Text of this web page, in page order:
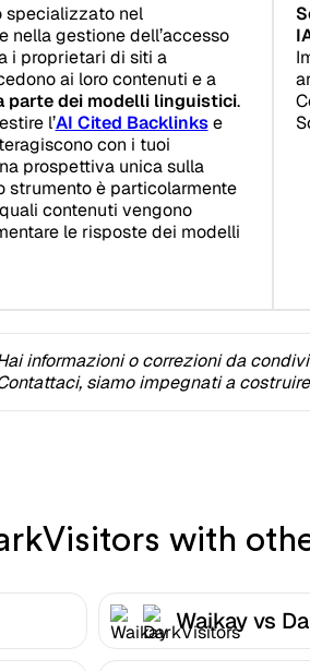
nel
e nella gestione dell’accesso
i proprietari di siti a
ai loro contenuti e a
parte dei modelli linguistici.
l’AI Cited Backlinkse
con i tuoi
prospettiva unica sulla
strumento è particolarmente
contenuti vengono
le risposte dei modelli
informazioni o correzioni da
siamo impegnati a
with
Waikay vs